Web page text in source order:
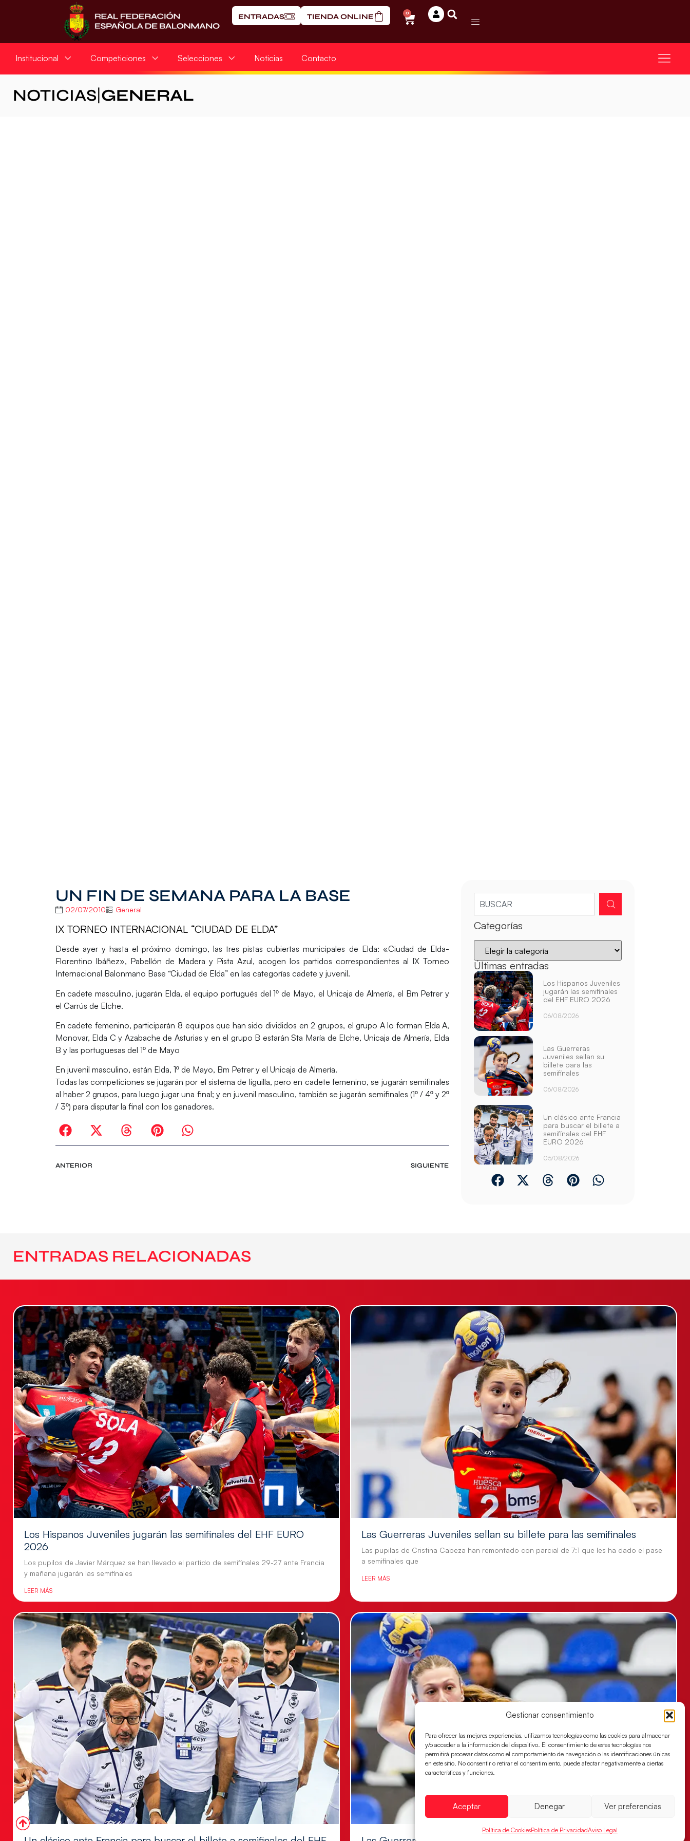
Gestionar consentimiento
Para ofrecer las mejores experiencias, utilizamos tecnologías como las cookies para almacenar
y/o acceder a la información del dispositivo. El consentimiento de estas tecnologías nos
permitirá procesar datos como el comportamiento de navegación o las identificaciones únicas
en este sitio. No consentir o retirar el consentimiento, puede afectar negativamente a ciertas
características y funciones.
Aceptar Denegar Ver preferencias
Política de CookiesPolítica de PrivacidadAviso Legal
ENTRADAS TIENDA ONLINE 0
Institucional Competiciones Selecciones Noticias Contacto
NOTICIAS GENERAL
UN FIN DE SEMANA PARA LA BASE
02/07/2010 General
IX TORNEO INTERNACIONAL “CIUDAD DE ELDA”
Desde ayer y hasta el próximo domingo, las tres pistas cubiertas municipales de Elda: «Ciudad de Elda-
Florentino Ibáñez», Pabellón de Madera y Pista Azul, acogen los partidos correspondientes al IX Torneo
Internacional Balonmano Base “Ciudad de Elda” en las categorías cadete y juvenil.
En cadete masculino, jugarán Elda, el equipo portugués del 1º de Mayo, el Unicaja de Almería, el Bm Petrer y
el Carrús de Elche.
En cadete femenino, participarán 8 equipos que han sido divididos en 2 grupos, el grupo A lo forman Elda A,
Monovar, Elda C y Azabache de Asturias y en el grupo B estarán Sta María de Elche, Unicaja de Almería, Elda
B y las portuguesas del 1º de Mayo
En juvenil masculino, están Elda, 1º de Mayo, Bm Petrer y el Unicaja de Almería.
Todas las competiciones se jugarán por el sistema de liguilla, pero en cadete femenino, se jugarán semifinales
al haber 2 grupos, para luego jugar una final; y en juvenil masculino, también se jugarán semifinales (1º / 4º y 2º
/ 3º) para disputar la final con los ganadores.
ANTERIOR SIGUIENTE
Categorías
Últimas entradas
Los Hispanos Juveniles
jugarán las semifinales
del EHF EURO 2026
06/08/2026
Las Guerreras
Juveniles sellan su
billete para las
semifinales
06/08/2026
Un clásico ante Francia
para buscar el billete a
semifinales del EHF
EURO 2026
05/08/2026
ENTRADAS RELACIONADAS
Los Hispanos Juveniles jugarán las semifinales del EHF EURO
2026
Los pupilos de Javier Márquez se han llevado el partido de semifinales 29-27 ante Francia
y mañana jugarán las semifinales
LEER MÁS
Las Guerreras Juveniles sellan su billete para las semifinales
Las pupilas de Cristina Cabeza han remontado con parcial de 7:1 que les ha dado el pase
a semifinales que
LEER MÁS